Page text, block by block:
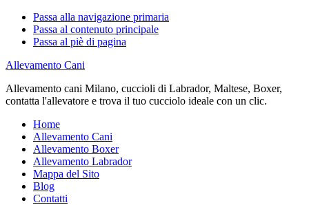
Passa alla navigazione primaria
Passa al contenuto principale
Passa al piè di pagina
Allevamento Cani
Allevamento cani Milano, cuccioli di Labrador, Maltese, Boxer,
contatta l'allevatore e trova il tuo cucciolo ideale con un clic.
Home
Allevamento Cani
Allevamento Boxer
Allevamento Labrador
Mappa del Sito
Blog
Contatti